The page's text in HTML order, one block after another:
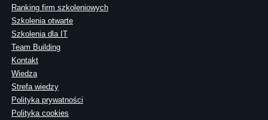
Ranking firm szkoleniowych
Szkolenia otwarte
Szkolenia dla IT
Team Building
Kontakt
Wiedza
Strefa wiedzy
Polityka prywatności
Polityka cookies